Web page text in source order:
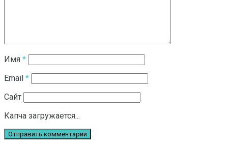
Имя *
Email *
Сайт
Капча загружается...